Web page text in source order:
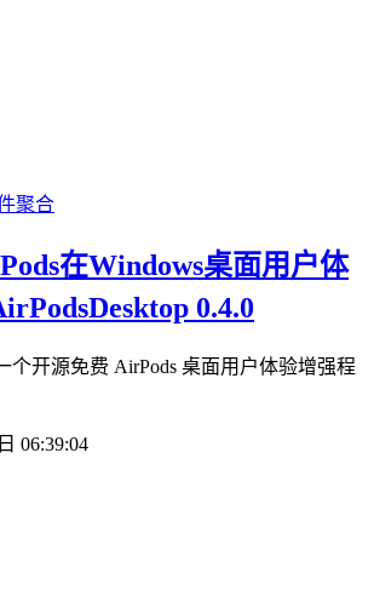
聚合
在Windows桌面用户体
0.4.0
个开源免费 AirPods 桌面用户体验增强程
06:39:04